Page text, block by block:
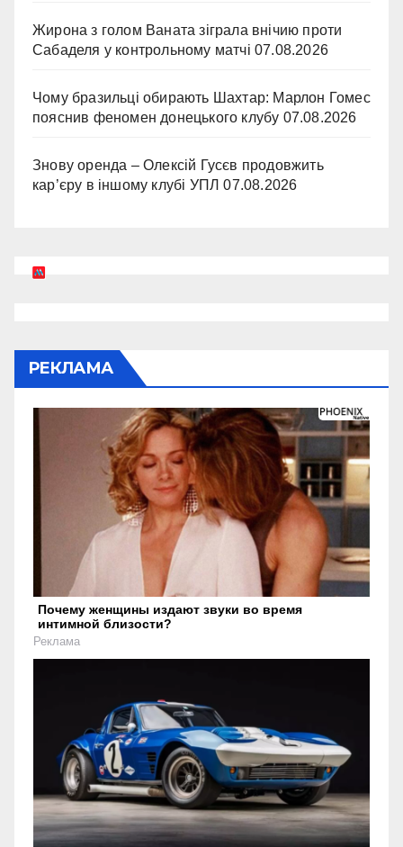
Жирона з голом Ваната зіграла внічию проти
Сабаделя у контрольному матчі 07.08.2026
Чому бразильці обирають Шахтар: Марлон Гомес
пояснив феномен донецького клубу 07.08.2026
Знову оренда – Олексій Гусєв продовжить
кар’єру в іншому клубі УПЛ 07.08.2026
РЕКЛАМА
Почему женщины издают звуки во время
интимной близости?
Реклама